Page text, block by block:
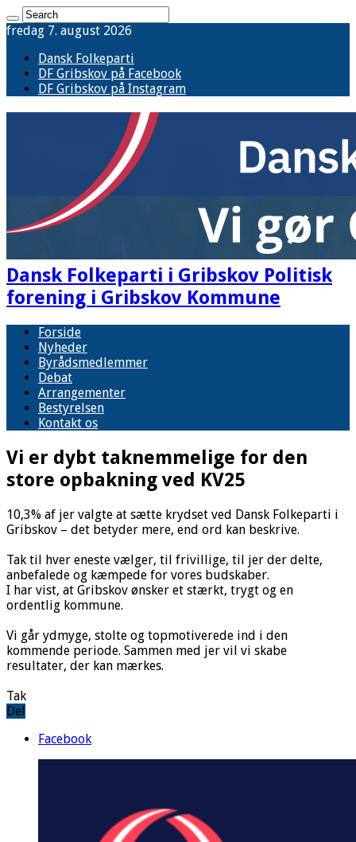
fredag 7. august 2026
Dansk Folkeparti
DF Gribskov på Facebook
DF Gribskov på Instagram
Dansk Folkeparti i Gribskov Politisk
forening i Gribskov Kommune
Forside
Nyheder
Byrådsmedlemmer
Debat
Arrangementer
Bestyrelsen
Kontakt os
Vi er dybt taknemmelige for den
store opbakning ved KV25
10,3% af jer valgte at sætte krydset ved Dansk Folkeparti i
Gribskov – det betyder mere, end ord kan beskrive.
Tak til hver eneste vælger, til frivillige, til jer der delte,
anbefalede og kæmpede for vores budskaber.
I har vist, at Gribskov ønsker et stærkt, trygt og en
ordentlig kommune.
Vi går ydmyge, stolte og topmotiverede ind i den
kommende periode. Sammen med jer vil vi skabe
resultater, der kan mærkes.
Tak
Del
Facebook